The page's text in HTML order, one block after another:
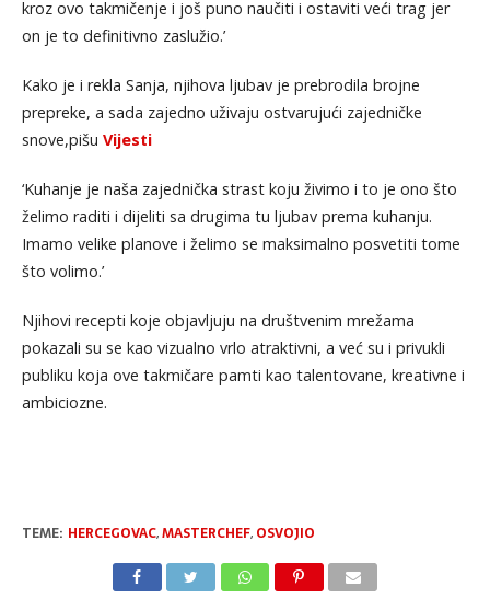
kroz ovo takmičenje i još puno naučiti i ostaviti veći trag jer
on je to definitivno zaslužio.’
Kako je i rekla Sanja, njihova ljubav je prebrodila brojne
prepreke, a sada zajedno uživaju ostvarujući zajedničke
snove,pišu Vijesti
‘Kuhanje je naša zajednička strast koju živimo i to je ono što
želimo raditi i dijeliti sa drugima tu ljubav prema kuhanju.
Imamo velike planove i želimo se maksimalno posvetiti tome
što volimo.’
Njihovi recepti koje objavljuju na društvenim mrežama
pokazali su se kao vizualno vrlo atraktivni, a već su i privukli
publiku koja ove takmičare pamti kao talentovane, kreativne i
ambiciozne.
TEME: HERCEGOVAC,MASTERCHEF, OSVOJIO